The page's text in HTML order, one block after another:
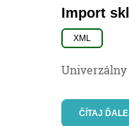
Import
XML
ČÍTAJ